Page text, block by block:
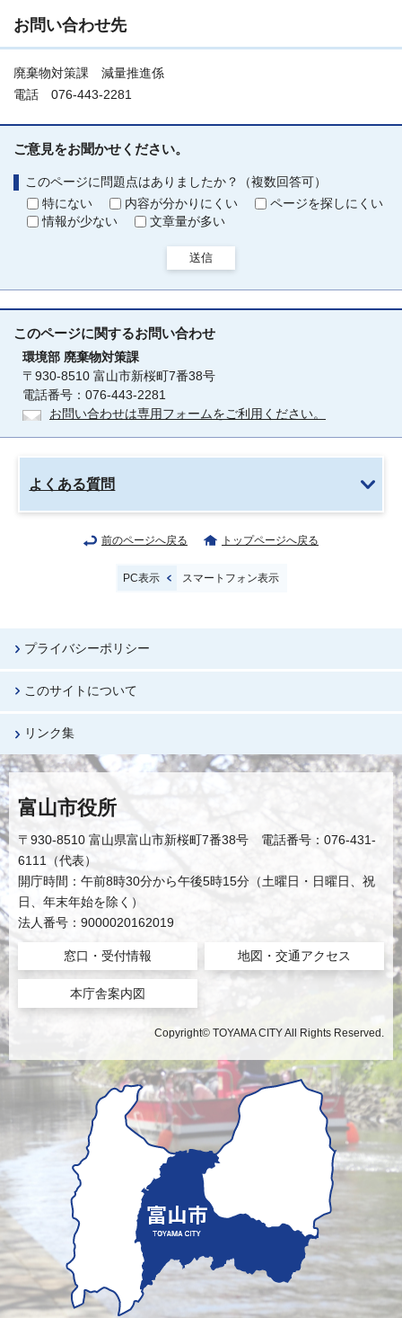
お問い合わせ先
廃棄物対策課 減量推進係
電話 076-443-2281
ご意見をお聞かせください。
このページに問題点はありましたか？（複数回答可）
特にない
内容が分かりにくい
ページを探しにくい
情報が少ない
文章量が多い
送信
このページに関するお問い合わせ
環境部 廃棄物対策課
〒930-8510 富山市新桜町7番38号
電話番号：076-443-2281
お問い合わせは専用フォームをご利用ください。
よくある質問
前のページへ戻る トップページへ戻る
PC表示 スマートフォン表示
プライバシーポリシー
このサイトについて
リンク集
富山市役所
〒930-8510 富山県富山市新桜町7番38号 電話番号：076-431-
6111（代表）
開庁時間：午前8時30分から午後5時15分（土曜日・日曜日、祝
日、年末年始を除く）
法人番号：9000020162019
窓口・受付情報 地図・交通アクセス
本庁舎案内図
Copyright© TOYAMA CITY All Rights Reserved.